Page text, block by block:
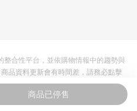
商品已停售
整合性平台，並依購物情報中的趨勢與
品資料更新會有時間差，請務必點擊
物條件，一切資訊以合作廠商網頁為